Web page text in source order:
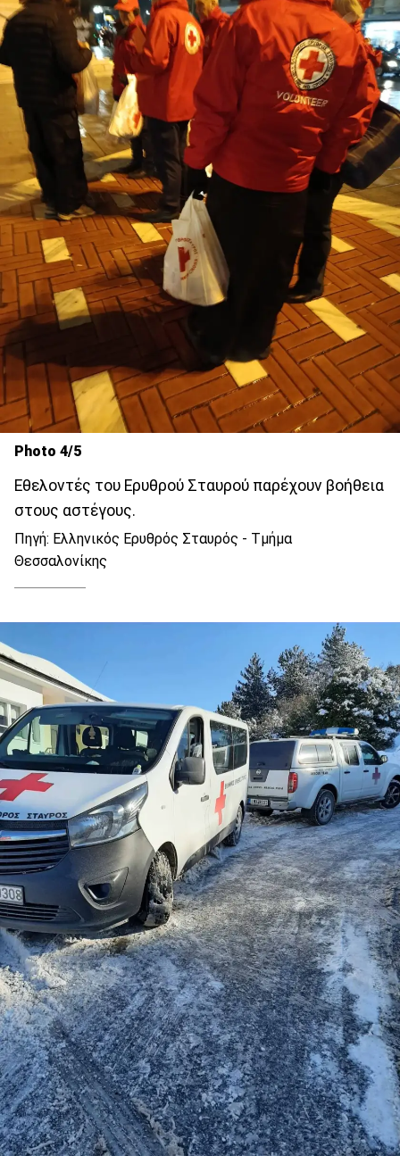
Photo 4/5
Εθελοντές του Ερυθρού Σταυρού παρέχουν βοήθεια
στους αστέγους.
Πηγή: Ελληνικός Ερυθρός Σταυρός - Τμήμα
Θεσσαλονίκης